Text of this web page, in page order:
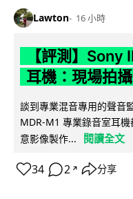
Lawton 16 小時
【評測】
耳機：現場拍
談到專業混音專用的聲音
MDR-M1 專業錄音室耳
意影像製作...
閱讀全文
34 2 ↗ 分享